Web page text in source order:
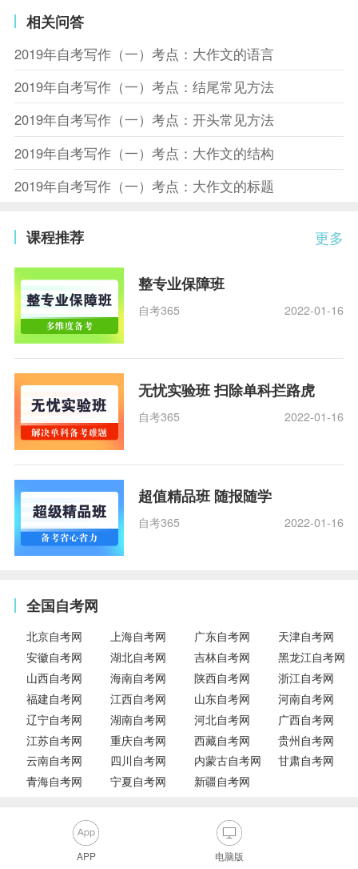
相关问答
2019年自考写作（一）考点：大作文的语言
2019年自考写作（一）考点：结尾常见方法
2019年自考写作（一）考点：开头常见方法
2019年自考写作（一）考点：大作文的结构
2019年自考写作（一）考点：大作文的标题
更多
课程推荐
整专业保障班
自考365 2022-01-16
无忧实验班 扫除单科拦路虎
自考365 2022-01-16
超值精品班 随报随学
自考365 2022-01-16
全国自考网
北京自考网 上海自考网 广东自考网
天津自考网
安徽自考网
湖北自考网 吉林自考网
黑龙江自考网
山西自考网
海南自考网 陕西自考网
浙江自考网
福建自考网
江西自考网 山东自考网
河南自考网
辽宁自考网
湖南自考网 河北自考网
广西自考网
江苏自考网
重庆自考网 西藏自考网
贵州自考网
云南自考网
四川自考网 内蒙古自考网
甘肃自考网
青海自考网
宁夏自考网 新疆自考网
APP 电脑版